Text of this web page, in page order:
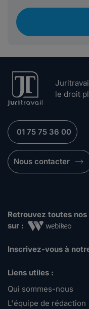
le droit
01 75 75 36 00
Nous contacter
Retrouvez toutes
sur :
Inscrivez-vous à
Liens utiles :
Qui sommes-nous
L'équipe de rédaction